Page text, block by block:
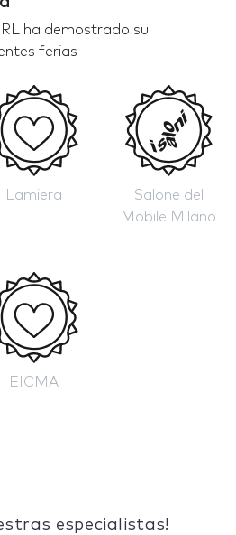
ha demostrado su
ferias
Lamiera
Salone del
Mobile Milano
EICMA
especialistas!